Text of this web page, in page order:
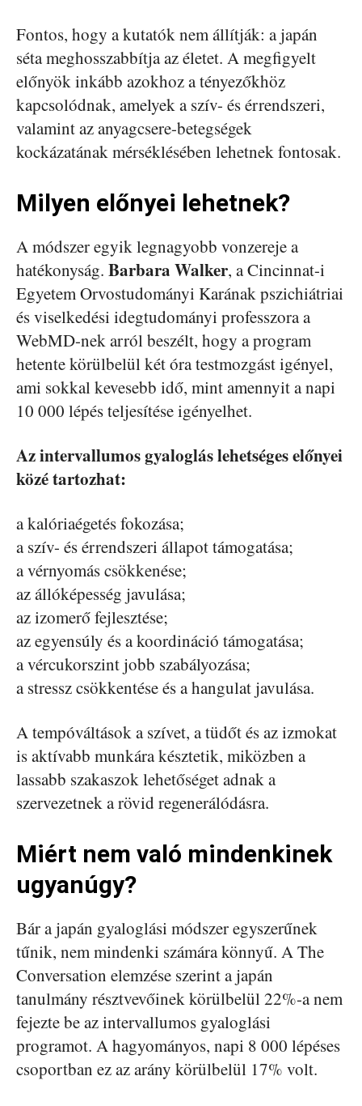
Fontos, hogy a kutatók nem állítják: a japán
séta meghosszabbítja az életet. A megfigyelt
előnyök inkább azokhoz a tényezőkhöz
kapcsolódnak, amelyek a szív- és érrendszeri,
valamint az anyagcsere-betegségek
kockázatának mérséklésében lehetnek fontosak.
Milyen előnyei lehetnek?
A módszer egyik legnagyobb vonzereje a
hatékonyság. Barbara Walker, a Cincinnat-i
Egyetem Orvostudományi Karának pszichiátriai
és viselkedési idegtudományi professzora a
WebMD-nek arról beszélt, hogy a program
hetente körülbelül két óra testmozgást igényel,
ami sokkal kevesebb idő, mint amennyit a napi
10 000 lépés teljesítése igényelhet.
Az intervallumos gyaloglás lehetséges előnyei
közé tartozhat:
a kalóriaégetés fokozása;
a szív- és érrendszeri állapot támogatása;
a vérnyomás csökkenése;
az állóképesség javulása;
az izomerő fejlesztése;
az egyensúly és a koordináció támogatása;
a vércukorszint jobb szabályozása;
a stressz csökkentése és a hangulat javulása.
A tempóváltások a szívet, a tüdőt és az izmokat
is aktívabb munkára késztetik, miközben a
lassabb szakaszok lehetőséget adnak a
szervezetnek a rövid regenerálódásra.
Miért nem való mindenkinek
ugyanúgy?
Bár a japán gyaloglási módszer egyszerűnek
tűnik, nem mindenki számára könnyű. A The
Conversation elemzése szerint a japán
tanulmány résztvevőinek körülbelül 22%-a nem
fejezte be az intervallumos gyaloglási
programot. A hagyományos, napi 8 000 lépéses
csoportban ez az arány körülbelül 17% volt.